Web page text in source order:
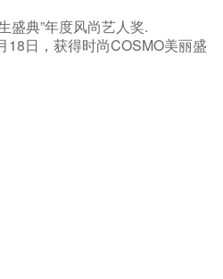
盛典”年度风尚艺人奖.
日，获得时尚COSMO美丽盛